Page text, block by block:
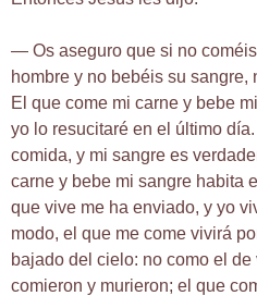
— Os aseguro que si no
hombre y no bebéis su sangre,
El que come mi carne y bebe
yo lo resucitaré en el último
comida, y mi sangre es
carne y bebe mi sangre habita
que vive me ha enviado, y yo
modo, el que me come vivirá
bajado del cielo: no como el
comieron y murieron; el que